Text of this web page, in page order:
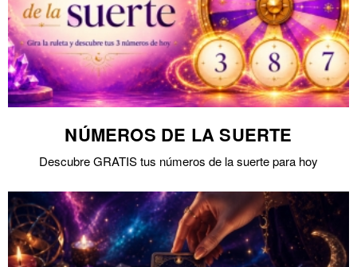
NÚMEROS DE LA SUERTE
Descubre GRATIS tus números de la suerte para hoy